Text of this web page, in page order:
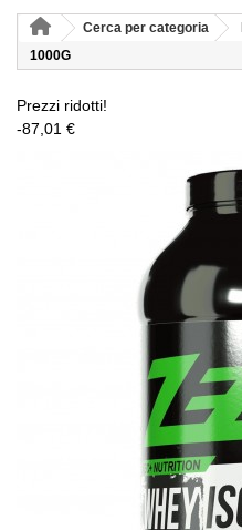
Cerca per categoria
1000G
Prezzi ridotti!
-87,01 €